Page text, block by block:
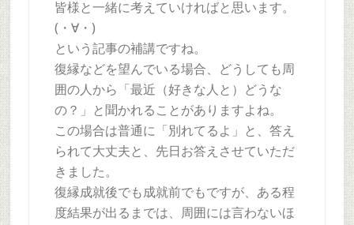
皆様と一緒に考えていければと思います。
(・∀・)
という記事の補講ですね。
復縁などを望んでいる場合、どうしても周
囲の人から「最近（好きな人と）どうな
の？」と聞かれることがありますよね。
この場合は普通に「別れてるよ」と、答え
られて大丈夫と、先日お答えさせていただ
きました。
復縁成就後でも成就前でもですが、ある程
度結果が出るまでは、周囲には言わないほ